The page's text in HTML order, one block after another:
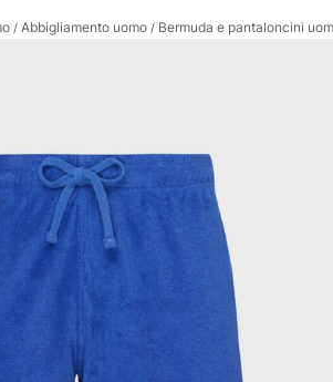
Numerata
/ Abbigliamento uomo / Bermuda e pantaloncini